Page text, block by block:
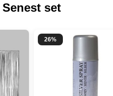
Senest set
26%